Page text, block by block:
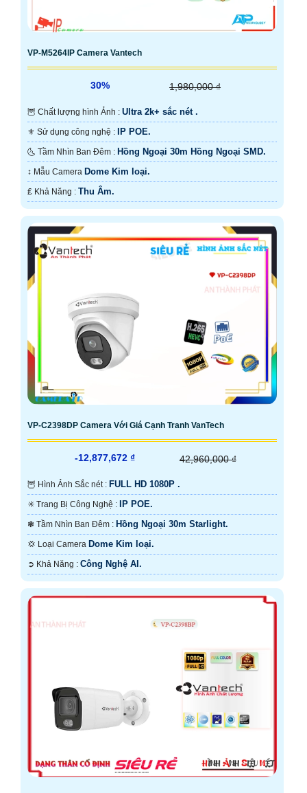
VP-M5264IP Camera Vantech
30% 1,980,000 ₫
🦉 Chất lượng hình Ảnh : Ultra 2k+ sắc nét .
⚜️ Sử dụng công nghệ : IP POE.
🌜 Tầm Nhìn Ban Đêm : Hồng Ngoại 30m Hồng Ngoại SMD.
↕️ Mẫu Camera Dome Kim loại.
️₤ Khả Năng : Thu Âm.
VP-C2398DP Camera Với Giá Cạnh Tranh VanTech
-12,877,672 ₫ 42,960,000 ₫
🦉 Hình Ảnh Sắc nét : FULL HD 1080P .
✳️ Trang Bị Công Nghệ : IP POE.
❃ Tầm Nhìn Ban Đêm : Hồng Ngoại 30m Starlight.
💢 Loại Camera Dome Kim loại.
️➲ Khả Năng : Công Nghệ AI.